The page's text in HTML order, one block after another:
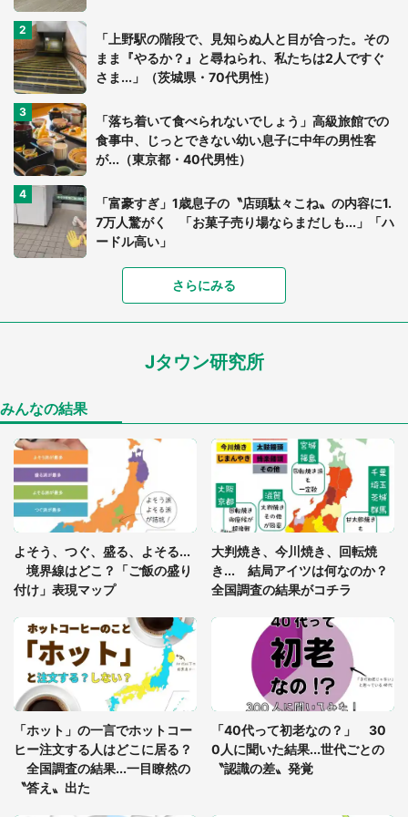
「上野駅の階段で、見知らぬ人と目が合った。その
まま『やるか？』と尋ねられ、私たちは2人ですぐ
さま...」（茨城県・70代男性）
「落ち着いて食べられないでしょう」高級旅館での
食事中、じっとできない幼い息子に中年の男性客
が...（東京都・40代男性）
「富豪すぎ」1歳息子の〝店頭駄々こね〟の内容に1.
7万人驚がく 「お菓子売り場ならまだしも...」「ハ
ードル高い」
あまりにも四角すぎる猫、激写される 「これもう
家に〝デカい蛾〟が居座り続けて3日間...ビビり続
「○○がない街に住んでいます」住人の呟きに30万
人驚がく 何が存在しないか、あなたはわかる？
「閉所恐怖症の私は新幹線で大パニック。隣席の青
年に『手を繋いで』とお願いしたら...」 体験談に
8万人感動
知らぬおじいさんがわざわざ声をかけてきて（兵庫
県・30代女性）
「ゾワゾワする」「本当に気持ち悪い」 道端でバ
グっちゃってた〝野生の野菜〟に6.5万人戦慄
さらにみる
Jタウン研究所
みんなの結果
よそう、つぐ、盛る、よそる...
境界線はどこ？「ご飯の盛り
付け」表現マップ
大判焼き、今川焼き、回転焼
き... 結局アイツは何なのか？
全国調査の結果がコチラ
「ホット」の一言でホットコー
ヒー注文する人はどこに居る？
全国調査の結果...一目瞭然の
〝答え〟出た
「40代って初老なの？」 30
0人に聞いた結果...世代ごとの
〝認識の差〟発覚